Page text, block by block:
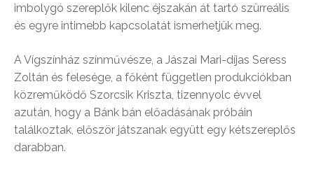
imbolygó szereplők kilenc éjszakán át tartó szürreális
és egyre intimebb kapcsolatát ismerhetjük meg.
A Vígszínház színművésze, a Jászai Mari-díjas Seress
Zoltán és felesége, a főként független produkciókban
közreműködő Szorcsik Kriszta, tizennyolc évvel
azután, hogy a Bánk bán előadásának próbáin
találkoztak, először játszanak együtt egy kétszereplős
darabban.